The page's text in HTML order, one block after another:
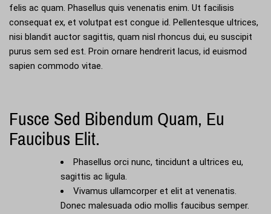
felis ac quam. Phasellus quis venenatis enim. Ut facilisis
consequat ex, et volutpat est congue id. Pellentesque ultrices,
nisi blandit auctor sagittis, quam nisl rhoncus dui, eu suscipit
purus sem sed est. Proin ornare hendrerit lacus, id euismod
sapien commodo vitae.
Fusce Sed Bibendum Quam, Eu
Faucibus Elit.
Phasellus orci nunc, tincidunt a ultrices eu,
sagittis ac ligula.
Vivamus ullamcorper et elit at venenatis.
Donec malesuada odio mollis faucibus semper.